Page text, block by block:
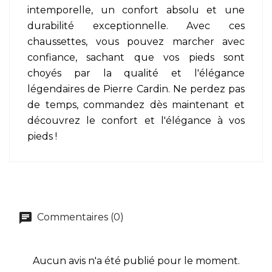
intemporelle, un confort absolu et une
durabilité exceptionnelle. Avec ces
chaussettes, vous pouvez marcher avec
confiance, sachant que vos pieds sont
choyés par la qualité et l'élégance
légendaires de Pierre Cardin. Ne perdez pas
de temps, commandez dès maintenant et
découvrez le confort et l'élégance à vos
pieds !
Commentaires (0)
Aucun avis n'a été publié pour le moment.